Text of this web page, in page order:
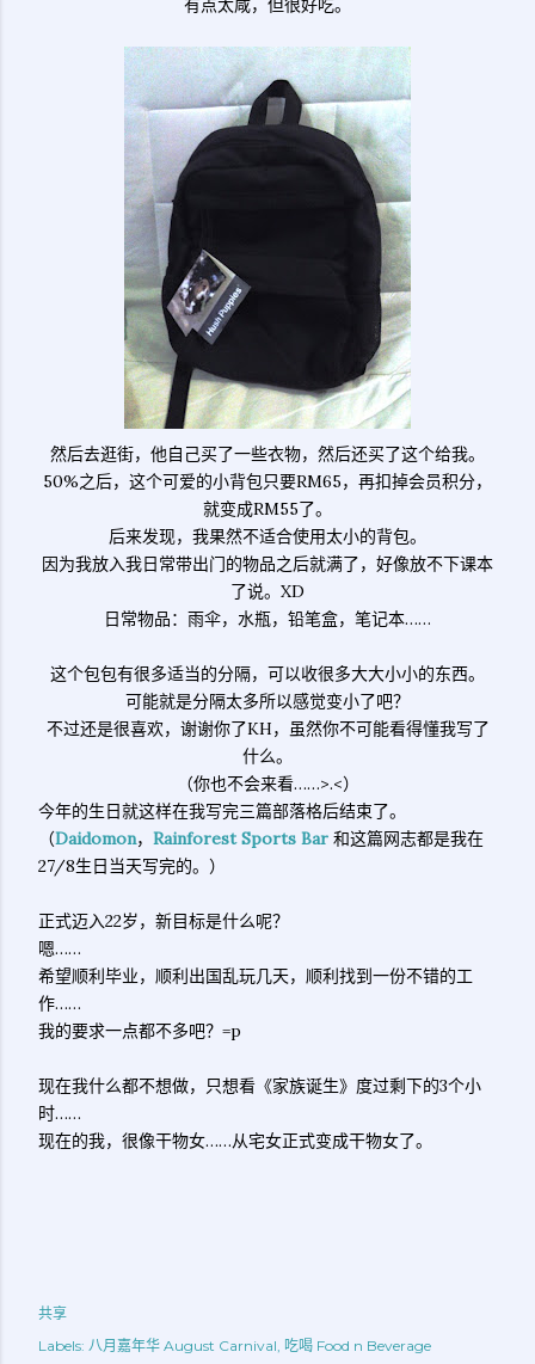
有点太咸，但很好吃。
然后去逛街，他自己买了一些衣物，然后还买了这个给我。
50%之后，这个可爱的小背包只要RM65，再扣掉会员积分，
就变成RM55了。
后来发现，我果然不适合使用太小的背包。
因为我放入我日常带出门的物品之后就满了，好像放不下课本
了说。XD
日常物品：雨伞，水瓶，铅笔盒，笔记本……
这个包包有很多适当的分隔，可以收很多大大小小的东西。
可能就是分隔太多所以感觉变小了吧？
不过还是很喜欢，谢谢你了KH，虽然你不可能看得懂我写了
什么。
（你也不会来看……>.<）
今年的生日就这样在我写完三篇部落格后结束了。
（Daidomon， Rainforest Sports Bar 和这篇网志都是我在
27/8生日当天写完的。）
正式迈入22岁，新目标是什么呢？
嗯……
希望顺利毕业，顺利出国乱玩几天，顺利找到一份不错的工
作……
我的要求一点都不多吧？=p
现在我什么都不想做，只想看《家族诞生》度过剩下的3个小
时……
现在的我，很像干物女……从宅女正式变成干物女了。
共享
Labels: 八月嘉年华 August Carnival 吃喝 Food n Beverage